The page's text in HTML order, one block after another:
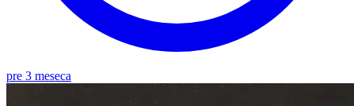
pre 3 meseca